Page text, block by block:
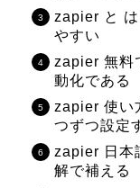
zapier と は
やすい
zapier 無料
動化である
zapier 使い
つずつ設定
zapier 日本
解で補える